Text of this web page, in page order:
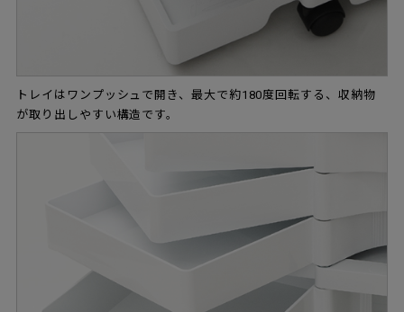
トレイはワンプッシュで開き、最大で約180度回転する、収納物
が取り出しやすい構造です。